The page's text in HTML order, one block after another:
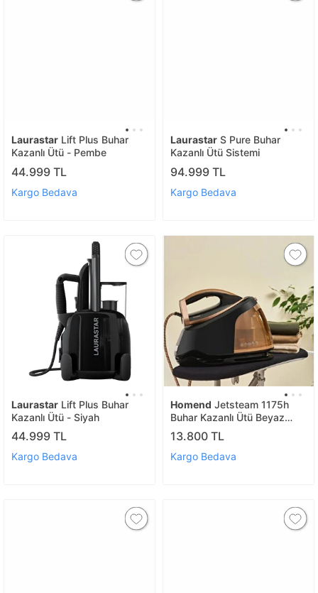
Laurastar Lift Plus Buhar
Kazanlı Ütü - Pembe
44.999 TL
Kargo Bedava
Laurastar S Pure Buhar
Kazanlı Ütü Sistemi
94.999 TL
Kargo Bedava
Laurastar Lift Plus Buhar
Kazanlı Ütü - Siyah
44.999 TL
Kargo Bedava
Homend Jetsteam 1175h
Buhar Kazanlı Ütü Beyaz
Gold
13.800 TL
Kargo Bedava